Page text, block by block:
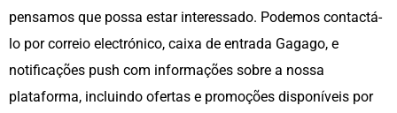
pensamos que possa estar interessado. Podemos contactá-
lo por correio electrónico, caixa de entrada Gagago, e
notificações push com informações sobre a nossa
plataforma, incluindo ofertas e promoções disponíveis por